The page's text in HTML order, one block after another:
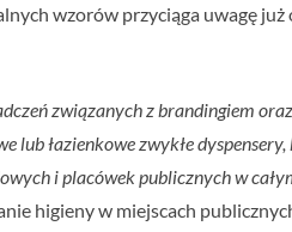
wzorów przyciąga uwagę
związanych z brandingiem
łazienkowe zwykłe
i placówek publicznych w
higieny w miejscach